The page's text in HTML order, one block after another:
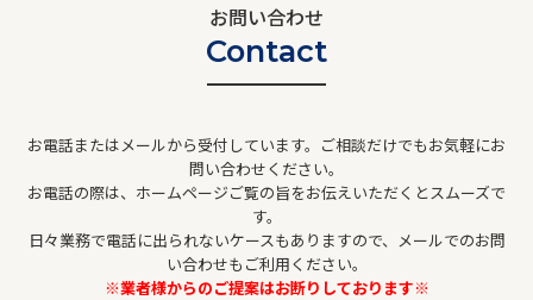
お問い合わせ
Contact
お電話またはメールから受付しています。ご相談だけでもお気軽にお
問い合わせください。
お電話の際は、ホームページご覧の旨をお伝えいただくとスムーズで
す。
日々業務で電話に出られないケースもありますので、メールでのお問
い合わせもご利用ください。
※業者様からのご提案はお断りしております※